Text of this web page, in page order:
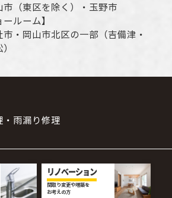
市 （東区を除く）・玉野市
ールーム】
市 ・ 岡山市北区の一部（吉備津・
・雨漏り修理
リノベーション
間取り変更や増築を
お考えの方